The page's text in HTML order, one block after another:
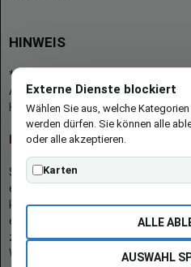
HINWEIS
* = Afilliate-Link (=Werbung)
Als Amazon-Partner verdient der
Käufen.
Hinweis zu Preisen und
Sofern Produktpreise und
entsprechen diese dem
können sich auf der verlinkten
eines Produkts gelten die
zum Kaufzeitpunkt [auf der/den
Website(s)] angezeigt werden.
Externe Dienste blockiert
Wählen Sie aus, welche
werden dürfen. Sie können alle
oder alle akzeptieren.
Karten
ALLE
AUSWAHL